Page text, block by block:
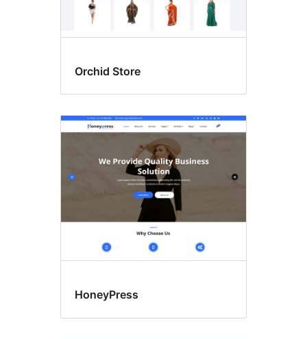
Orchid Store
HoneyPress